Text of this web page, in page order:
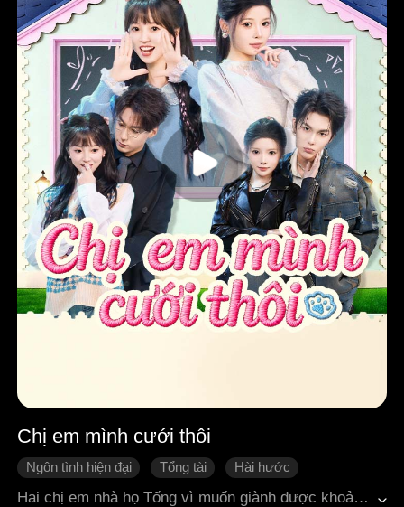
Chị em mình cưới thôi
Ngôn tình hiện đại Tổng tài
Hài hước
Cặp đôi oan gia Cưới trước yêu sau
Hai chị em nhà họ Tống vì muốn giành được khoản tiền thưởng khổng lồ đã trở thành "con dâu chuyên nghiệp" của giới nhà giàu, gả cho hai anh em nhà họ Giang. Người chị có chỉ số võ lực cao đảm nhiệm việc "cải tạo" cậu em trai phong lưu ăn chơi, còn cô em gái tăng động, lắm lời thì phụ trách chữa lành người anh trai tự kỷ, u uất. Đến khi hai chị em thuận lợi hoàn thành nhiệm vụ, cầm tiền thưởng và chuẩn bị ly hôn, thì hai anh em nhà họ Giang không thể ngồi yên nữa.